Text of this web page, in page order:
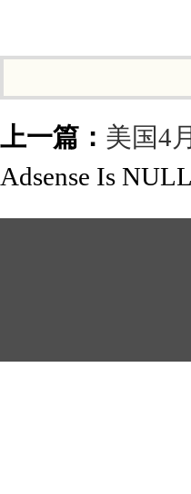
上一篇： 美国4
Adsense Is NULL